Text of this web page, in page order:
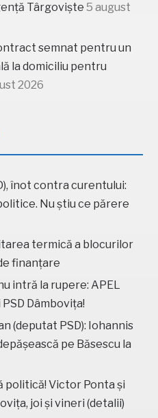
Târgoviște 5 august
semnat pentru un
la domiciliu pentru
2026
înot contra curentului:
Nu știu ce părere
termică a blocurilor
finanțare
intră la rupere: APEL
Dâmbovița!
(deputat PSD): Iohannis
pe Băsescu la
politică! Victor Ponta și
joi și vineri (detalii)